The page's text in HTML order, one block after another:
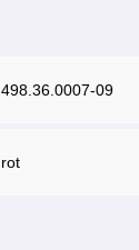
498.36.0007-09
rot